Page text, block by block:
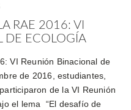
RAE 2016: VI
DE ECOLOGÍA
VI Reunión Binacional de
de 2016, estudiantes,
de la VI Reunión
el lema “El desafío de